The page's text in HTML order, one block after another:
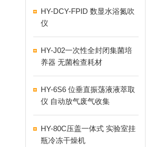
HY-DCY-FPID 数显水浴氮吹
仪
HY-J02一次性全封闭集菌培
养器 无菌检查耗材
HY-6S6 位垂直振荡液液萃取
仪 自动放气废气收集
HY-80C压盖一体式 实验室挂
瓶冷冻干燥机